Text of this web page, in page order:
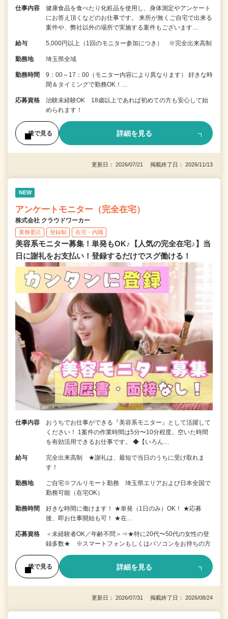
仕事内容
健康食品を食べたり化粧品を使用し、身体測定やアンケート
にお答え頂くなどのお仕事です。 来所が無くご自宅で出来る
案件や、弊社以外の場所で実施する案件もございます…
給与 5,000円以上（1回のモニター参加につき） ※完全出来高制
勤務地 埼玉県全域
勤務時間
9：00～17：00（モニター内容により異なります） 好きな時
間＆タイミングで勤務OK！…
応募資格
治験未経験OK 18歳以上であれば初めての方も安心して始
められます！
後で見る 詳細を見る
更新日： 2026/07/21 掲載終了日： 2026/11/13
NEW
アンケートモニター（完全在宅）
株式会社 クラウドワーカー
業務委託 登録制 在宅・内職
美容系モニター募集！単発もOK♪【人気の完全在宅♪】当
日に謝礼をお支払い！登録するだけでスグ働ける！
仕事内容
おうちでお仕事ができる『美容系モニター』として活躍して
ください！ 1案件の作業時間は5分〜10分程度。空いた時間
を有効活用できるお仕事です。 ◆【いろん…
給与
完全出来高制 ★謝礼は、最短で当日のうちに受け取れま
す！
勤務地
ご自宅※フルリモート勤務 埼玉県エリアおよび日本全国で
勤務可能（在宅OK）
勤務時間
好きな時間に働けます！ ★単発（1日のみ）OK！ ★応募
後、即お仕事開始も可！ ★在…
応募資格
＜未経験者OK／年齢不問＞⇒★特に20代〜50代の女性の登
録多数★ ※スマートフォンもしくはパソコンをお持ちの方
後で見る 詳細を見る
更新日： 2026/07/31 掲載終了日： 2026/08/24